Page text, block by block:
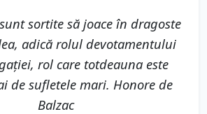
sortite să joace în dragoste
adică rolul devotamentului
rol care totdeauna este
de sufletele mari. Honore de
Balzac